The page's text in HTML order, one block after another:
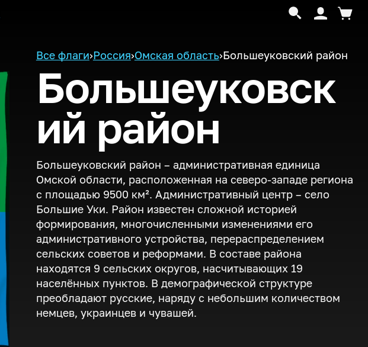
Все флаги›Россия›Омская область›Большеуковский район
Большеуковск
ий район
Большеуковский район – административная единица
Омской области, расположенная на северо-западе региона
с площадью 9500 км². Административный центр – село
Большие Уки. Район известен сложной историей
формирования, многочисленными изменениями его
административного устройства, перераспределением
сельских советов и реформами. В составе района
находятся 9 сельских округов, насчитывающих 19
населённых пунктов. В демографической структуре
преобладают русские, наряду с небольшим количеством
немцев, украинцев и чувашей.